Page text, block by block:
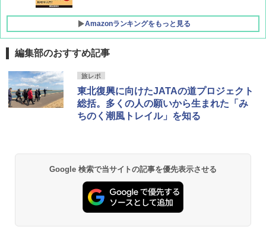
Amazonランキングをもっと見る
[キャンパーズコレクション 山善] ポップアッ
プテント 傘みたいに広げて畳める パッとサ
ッとサンシェード キューブ フルクローズ メ
ッシュ 簡単設置 ワンタッチテント キャンプ
&ハイキング カーキ PATC-150(KH)
PYKES PEAK (パイクスピーク) 着替えテン
人用 折りたたみ 防災グッズ 災害用トイレ ビ
ーチ ピクニック ポップアップテント 携帯 簡
易 トイレテント (オリーブ)
BUNDOK(バンドック)ソロ ドーム 1 EX BDK
-08EX カーキ ソロキャンプ ポリエステル フ
レーム テント
￥14,800
026リニューアル 急速冷凍 空間倍増 衛生的
コンパクト 保冷力長持ち
￥2,980
DEWEL パラソル 大型 ビーチ アウトドアパ
編集部のおすすめ記事
旅レポ
東北復興に向けたJATAの道プロジェクト
総括。多くの人の願いから生まれた「み
ちのく潮風トレイル」を知る
Google 検索で当サイトの記事を優先表示させる